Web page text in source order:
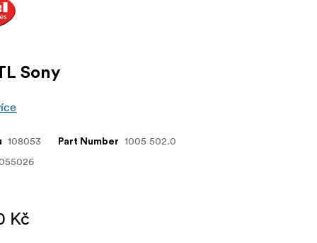
Sony
108053 Part Number 1005 502.0
Kč